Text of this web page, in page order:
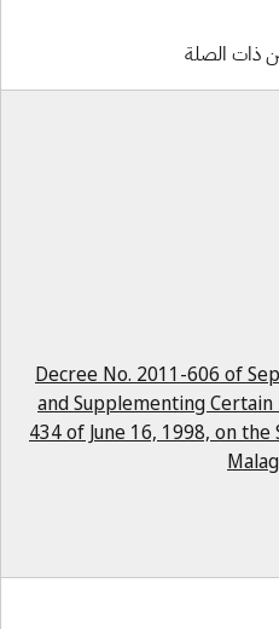
ذات الصلة
Decree No. 2011-606 of
and Supplementing
434 of June 16, 1998, on